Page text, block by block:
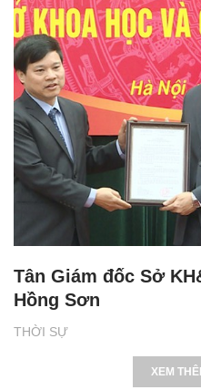
THỜI SỰ
Tân Giám đốc Sở
Hồng Sơn
XEM